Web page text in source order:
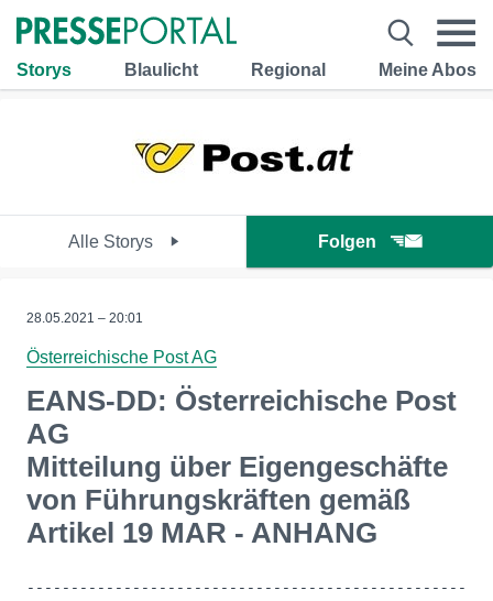
Storys Blaulicht Regional Meine Abos
Alle Storys Folgen
28.05.2021 – 20:01
Österreichische Post AG
EANS-DD: Österreichische Post
AG
Mitteilung über Eigengeschäfte
von Führungskräften gemäß
Artikel 19 MAR - ANHANG
--------------------------------------------------